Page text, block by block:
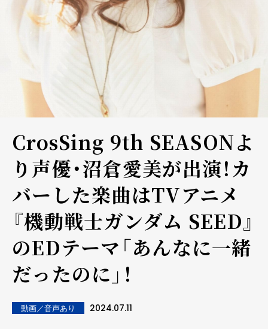
CrosSing 9th SEASONよ
り声優・沼倉愛美が出演！カ
バーした楽曲はTVアニメ
『機動戦士ガンダム SEED』
のEDテーマ「あんなに一緒
だったのに」！
動画／音声あり 2024.07.11